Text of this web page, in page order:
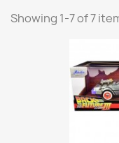
Showing 1-7 of 7